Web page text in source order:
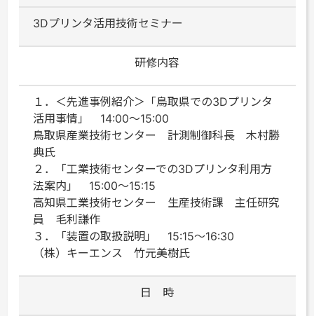
3Dプリンタ活用技術セミナー
研修内容
１．＜先進事例紹介＞「鳥取県での3Dプリンタ
活用事情」 14:00～15:00
鳥取県産業技術センター 計測制御科長 木村勝
典氏
２．「工業技術センターでの3Dプリンタ利用方
法案内」 15:00～15:15
高知県工業技術センター 生産技術課 主任研究
員 毛利謙作
３．「装置の取扱説明」 15:15～16:30
（株）キーエンス 竹元美樹氏
日 時